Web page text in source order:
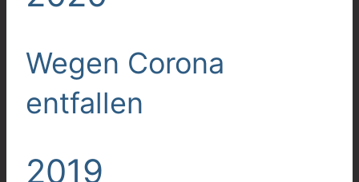
Wegen Corona
entfallen
2019